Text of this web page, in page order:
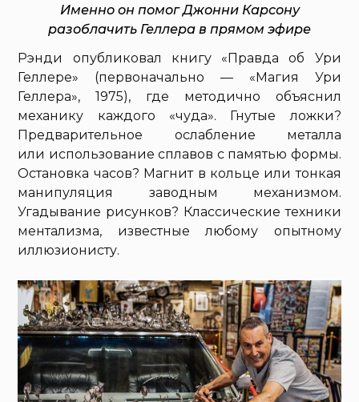
Именно он помог Джонни Карсону
разоблачить Геллера в прямом эфире
Рэнди опубликовал книгу «Правда об Ури
Геллере» (первоначально — «Магия Ури
Геллера», 1975), где методично объяснил
механику каждого «чуда». Гнутые ложки?
Предварительное ослабление металла
или использование сплавов с памятью формы.
Остановка часов? Магнит в кольце или тонкая
манипуляция заводным механизмом.
Угадывание рисунков? Классические техники
ментализма, известные любому опытному
иллюзионисту.